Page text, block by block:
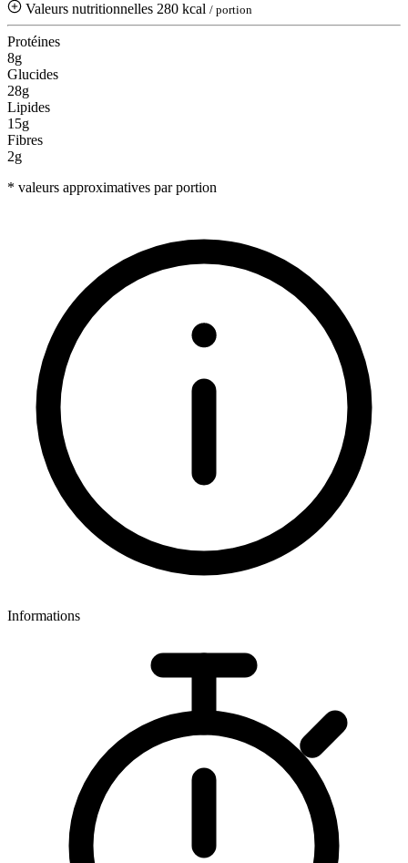
Valeurs nutritionnelles 280 kcal / portion
Protéines
8g
Glucides
28g
Lipides
15g
Fibres
2g
* valeurs approximatives par portion
Informations